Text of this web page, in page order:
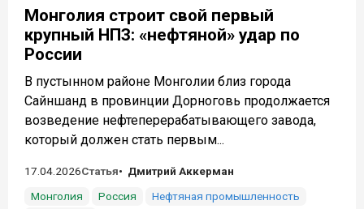
Монголия строит свой первый
крупный НПЗ: «нефтяной» удар по
России
В пустынном районе Монголии близ города
Сайншанд в провинции Дорноговь продолжается
возведение нефтеперерабатывающего завода,
который должен стать первым...
17.04.2026Статья
Дмитрий Аккерман
Монголия
Россия
Нефтяная промышленность